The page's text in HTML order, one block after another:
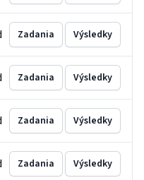
Zadania Výsledky
Zadania Výsledky
Zadania Výsledky
Zadania Výsledky